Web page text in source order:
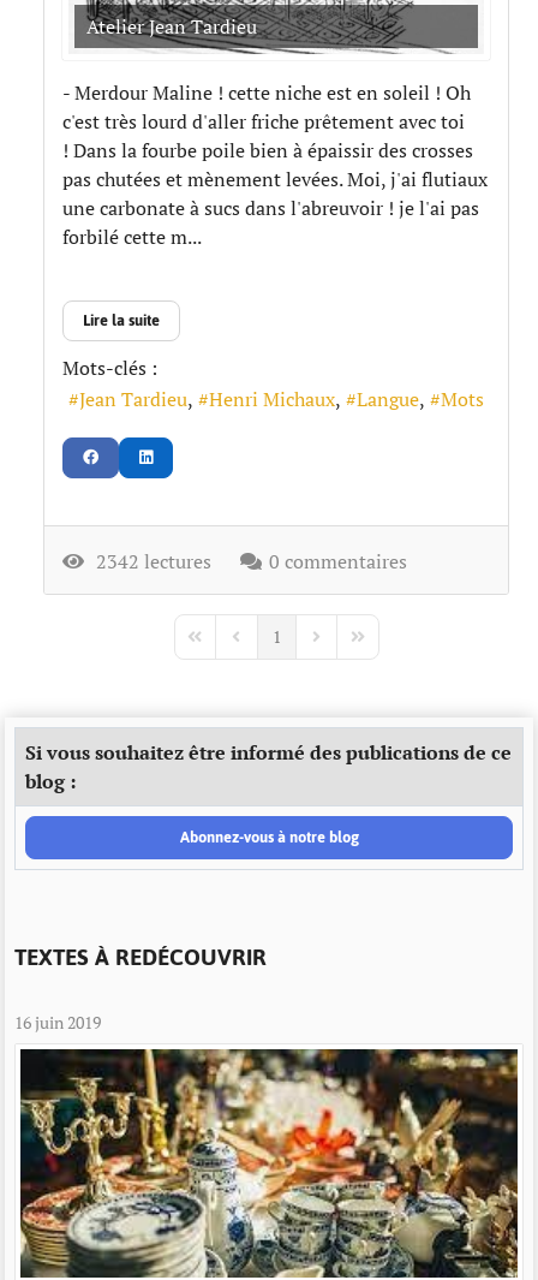
Atelier Jean Tardieu
- Merdour Maline ! cette niche est en soleil ! Oh
c'est très lourd d'aller friche prêtement avec toi
! Dans la fourbe poile bien à épaissir des crosses
pas chutées et mènement levées. Moi, j'ai flutiaux
une carbonate à sucs dans l'abreuvoir ! je l'ai pas
forbilé cette m...
Lire la suite
Mots-clés :
Jean Tardieu
Henri Michaux Langue Mots
2342 lectures 0 commentaires
First PagePrevious Page
1 Next PageLast Page
Si vous souhaitez être informé des publications de ce
blog :
Abonnez-vous à notre blog
TEXTES À REDÉCOUVRIR
16 juin 2019